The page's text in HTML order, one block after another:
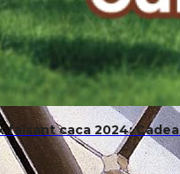
faisant caca 2024: